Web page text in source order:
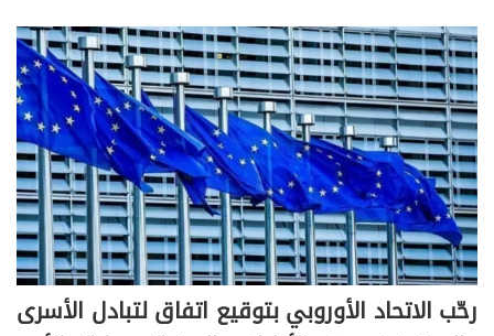
رحّب الاتحاد الأوروبي بتوقيع اتفاق لتبادل الأسرى